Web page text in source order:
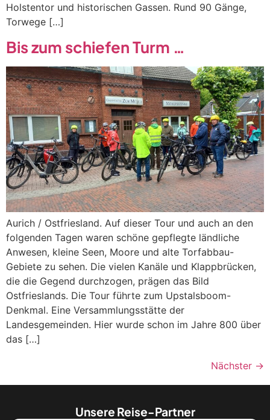
Holstentor und historischen Gassen. Rund 90 Gänge,
Torwege […]
Bis zum schiefen Turm …
Aurich / Ostfriesland. Auf dieser Tour und auch an den
folgenden Tagen waren schöne gepflegte ländliche
Anwesen, kleine Seen, Moore und alte Torfabbau-
Gebiete zu sehen. Die vielen Kanäle und Klappbrücken,
die die Gegend durchzogen, prägen das Bild
Ostfrieslands. Die Tour führte zum Upstalsboom-
Denkmal. Eine Versammlungsstätte der
Landesgemeinden. Hier wurde schon im Jahre 800 über
das […]
Nächster →
Unsere Reise-Partner